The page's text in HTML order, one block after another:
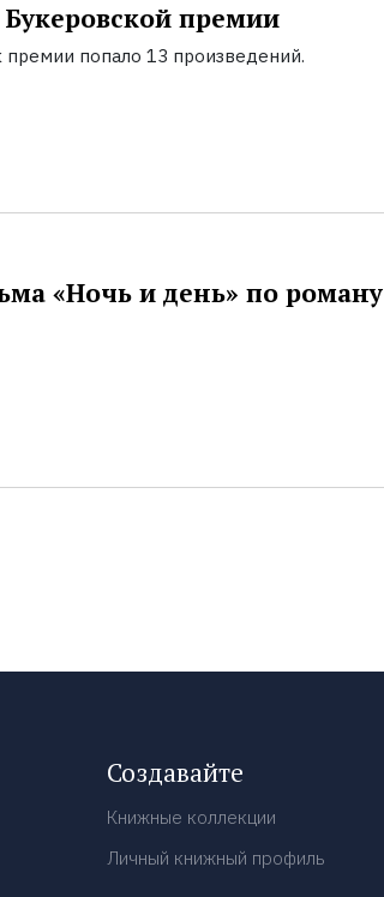
премии
попало 13 произведений.
«Ночь и день» по роману
Создавайте
Книжные коллекции
Личный книжный профиль